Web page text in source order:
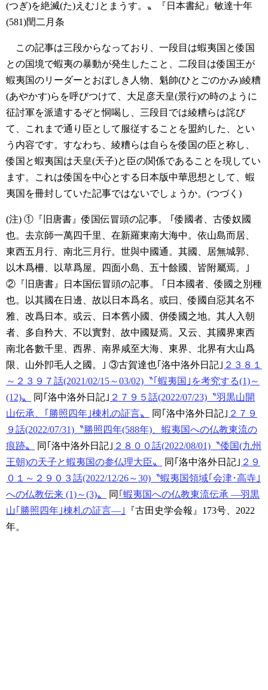
(つぎ)を絶滅(た)えむ｣とまうす。〟『日本書紀』敏達十年
(581)閏二月条
この記事は三段からなっており、一段目は蝦夷国と倭国
との国境で蝦夷の暴動が発生したこと、二段目は倭国王が
蝦夷国のリーダーとおぼしき人物、魁帥(ひとごのかみ)綾糟
(あやかす)らを呼びつけて、大足彦天皇(景行)の時のように
征討軍を派遣するぞと恫喝し、三段目では綾糟らは詫び
て、これまで通り臣として服従することを盟約した、とい
う内容です。すなわち、綾糟らは自らを倭国の臣と称し、
倭国と蝦夷国は天皇(天子)と臣の関係であることを現してい
ます。これは倭国を中心とする日本版中華思想として、蝦
夷国を冊封していた記事ではないでしょうか。(つづく)
(注) ①『旧唐書』倭国伝冒頭の記事。
｢倭國者、古倭奴國
也。去京師一萬四千里、在新羅東南大海中。依山島而居、
東西五月行、南北三月行。世與中國通。其國、居無城郭、
以木爲柵、以草爲屋。四面小島、五十餘國、皆附屬焉。｣
②『旧唐書』日本国伝冒頭の記事。
｢日本國者、倭國之別種
也。以其國在日邊、故以日本爲名。或曰、倭國自惡其名不
雅、改爲日本。或云、日本舊小國、併倭國之地。其人入朝
者、多自矜大、不以實對、故中國疑焉。又云、其國界東西
南北各數千里、西界、南界咸至大海、東界、北界有大山爲
限、山外卽毛人之國。｣ ③古賀達也｢洛中洛外日記｣ ２３８１
～２３９７話(2021/02/15～03/02)〝｢蝦夷国｣を考究する(1)～
(12)〟
同｢洛中洛外日記｣ ２７９５話(2022/07/23)〝羽黒山開
山伝承、｢勝照四年｣棟札の証言〟
同｢洛中洛外日記｣ ２７９
９話(2022/07/31)〝勝照四年(588年)、蝦夷国への仏教東流の
痕跡〟
同｢洛中洛外日記｣ ２８００話(2022/08/01)〝倭国(九州
王朝)の天子と蝦夷国の参仏理大臣〟
同｢洛中洛外日記｣ ２９
０１～２９０３話(2022/12/26～30)〝蝦夷国領域｢会津･高寺｣
への仏教伝来 (1)～(3)〟
同 ｢蝦夷国への仏教東流伝承 ―羽黒
山｢勝照四年｣棟札の証言―｣
『古田史学会報』173号、2022
年。